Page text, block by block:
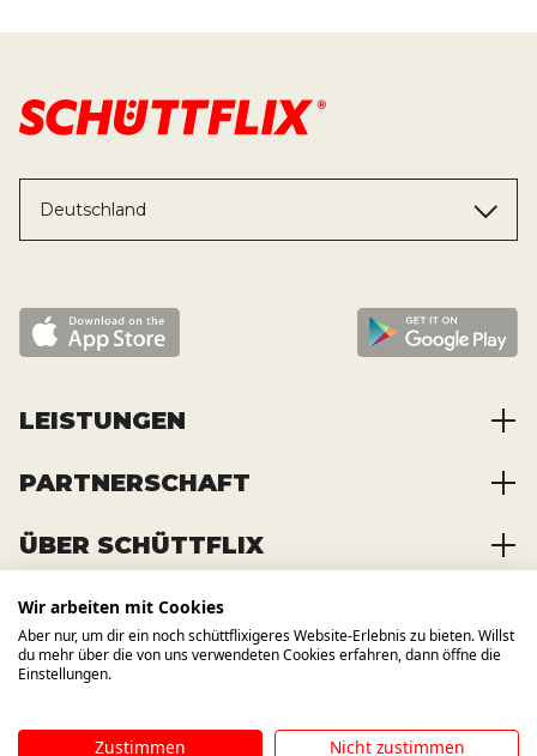
Deutschland
LEISTUNGEN
Baustoffe kaufen
Container mieten
Transporte bestellen
PARTNERSCHAFT
Zusammenarbeit
Registrierung
ÜBER SCHÜTTFLIX
Über das Unternehmen
Offene Stellen
News und Presse
WIR BAUEN AUCH AUF ANDERE
KANÄLE
Wir arbeiten mit Cookies
Aber nur, um dir ein noch schüttflixigeres Website-Erlebnis zu bieten. Willst
du mehr über die von uns verwendeten Cookies erfahren, dann öffne die
Einstellungen.
Zustimmen Nicht zustimmen